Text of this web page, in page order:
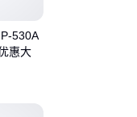
530A
惠大